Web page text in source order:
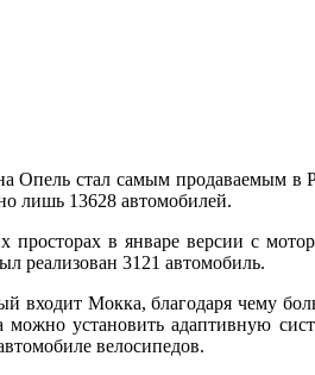
стал самым продаваемым
лишь 13628 автомобилей.
просторах в январе версии с
реализован 3121 автомобиль.
входит Мокка, благодаря чему
установить адаптивную
велосипедов.